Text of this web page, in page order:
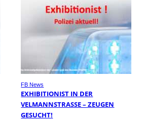
FB News
EXHIBITIONIST IN DER
VELMANNSTRASSE – ZEUGEN G
ESUCHT!